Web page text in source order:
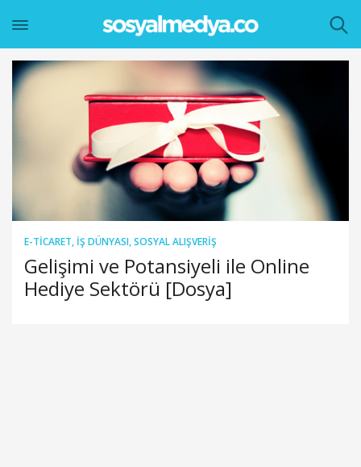
E-TICARET, İŞ DÜNYASI,SOSYAL ALIŞVERIŞ
Gelişimi ve Potansiyeli ile Online
Hediye Sektörü [Dosya]